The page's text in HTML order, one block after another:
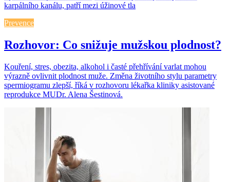
karpálního kanálu, patří mezi úžinové tla
Prevence
Rozhovor: Co snižuje mužskou plodnost?
Kouření, stres, obezita, alkohol i časté přehřívání varlat mohou
výrazně ovlivnit plodnost muže. Změna životního stylu parametry
spermiogramu zlepší, říká v rozhovoru lékařka kliniky asistované
reprodukce MUDr. Alena Šestinová.